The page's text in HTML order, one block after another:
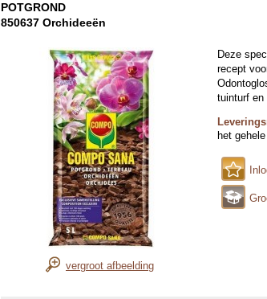
POTGROND
850637 Orchideeën
vergroot afbeelding
Deze
recept
tuinturf
het